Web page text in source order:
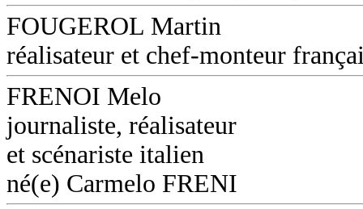
FOUGEROL Martin
réalisateur et chef-monteur
FRENOI Melo
journaliste, réalisateur
et scénariste italien
né(e) Carmelo FRENI